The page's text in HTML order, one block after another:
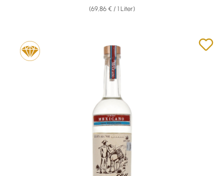
(69,86 € / 1 Liter)